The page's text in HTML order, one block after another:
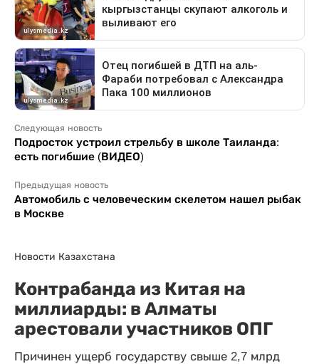
Следующая новость
Подросток устроил стрельбу в школе Таиланда:
есть погибшие (ВИДЕО)
Предыдущая новость
Автомобиль с человеческим скелетом нашел рыбак
в Москве
Новости Казахстана
Контрабанда из Китая на
миллиарды: в Алматы
арестовали участников ОПГ
Причинен ущерб государству свыше 2,7 млрд